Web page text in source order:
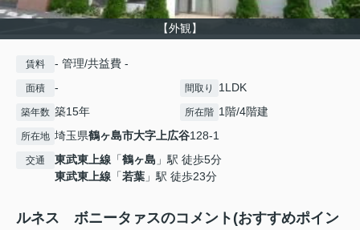
【外観】
賃料 - 管理/共益費 -
面積 - 間取り 1LDK
築年数 築15年 所在階 1階/4階建
所在地 埼玉県鶴ヶ島市大字上広谷128-1
交通 東武東上線 「鶴ヶ島 」駅 徒歩5分
東武東上線 「若葉 」駅 徒歩23分
ルネス ボニータァスのコメント(おすすめポイン